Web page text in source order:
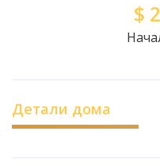
$
Детали дома